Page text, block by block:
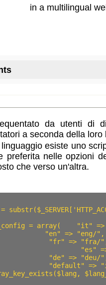
in a multilingual
da utenti di
a seconda della
esiste uno
preferita nelle opzioni
che verso un'altra.
= array(    "it"
"en" => "eng/",
"fr" => "fra/
"de" => "deu/
"default" =>